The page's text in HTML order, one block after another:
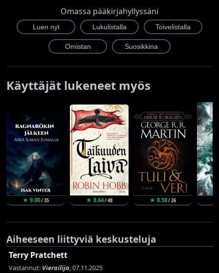
Omassa pääkirjahyllyssäni
Käyttäjät lukeneet myös
★ 9.00/ 35 ★ 8.64/ 48 ★ 8.58/ 26
Aiheeseen liittyviä keskusteluja
Terry Pratchett
Vastannut: Vierailija, 07.11.2025